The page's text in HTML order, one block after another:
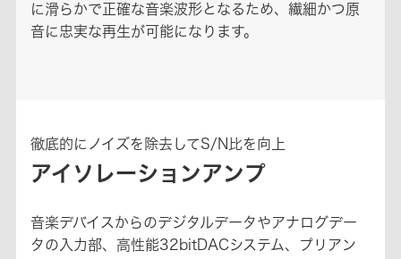
に滑らかで正確な音楽波形となるため、繊細かつ原
音に忠実な再生が可能になります。
徹底的にノイズを除去してS/N比を向上
アイソレーションアンプ
音楽デバイスからのデジタルデータやアナログデー
タの入力部、高性能32bitDACシステム、プリアン